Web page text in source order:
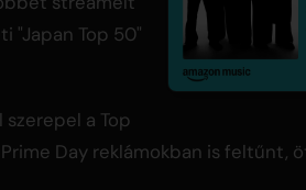
"Japan Top 50"
szerepel a Top
Prime Day reklámokban is feltűnt,